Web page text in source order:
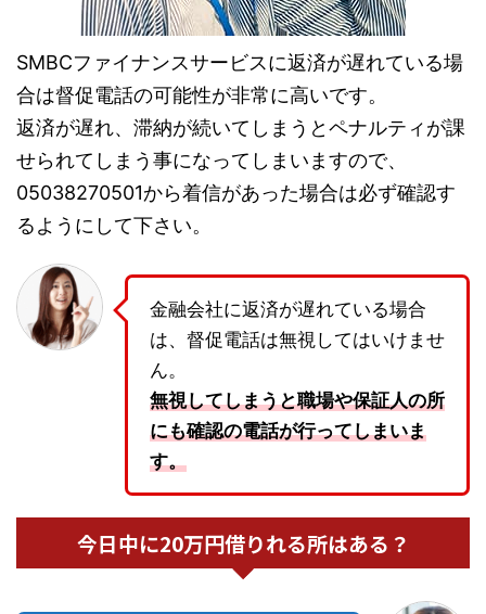
SMBCファイナンスサービスに返済が遅れている場
合は督促電話の可能性が非常に高いです。
返済が遅れ、滞納が続いてしまうとペナルティが課
せられてしまう事になってしまいますので、
05038270501から着信があった場合は必ず確認す
るようにして下さい。
金融会社に返済が遅れている場合
は、督促電話は無視してはいけませ
ん。
無視してしまうと職場や保証人の所
にも確認の電話が行ってしまいま
す。
今日中に20万円借りれる所はある？